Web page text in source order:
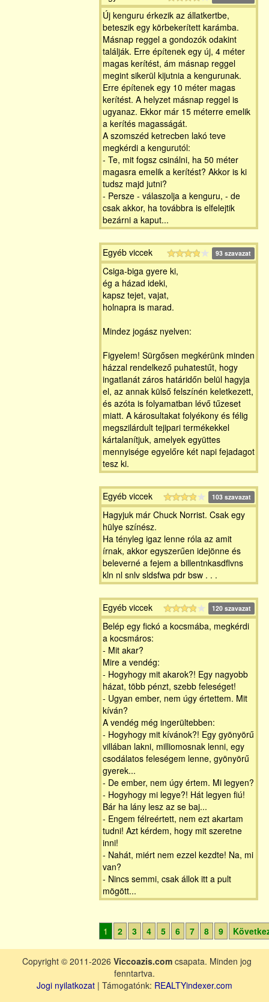
Új kenguru érkezik az állatkertbe,
beteszik egy körbekerített karámba.
Másnap reggel a gondozók odakint
találják. Erre építenek egy új, 4 méter
magas kerítést, ám másnap reggel
megint sikerül kijutnia a kengurunak.
Erre építenek egy 10 méter magas
kerítést. A helyzet másnap reggel is
ugyanaz. Ekkor már 15 méterre emelik
a kerítés magasságát.
A szomszéd ketrecben lakó teve
megkérdi a kengurutól:
- Te, mit fogsz csinálni, ha 50 méter
magasra emelik a kerítést? Akkor is ki
tudsz majd jutni?
- Persze - válaszolja a kenguru, - de
csak akkor, ha továbbra is elfelejtik
bezárni a kaput...
Egyéb viccek 93 szavazat
Csiga-biga gyere ki,
ég a házad ideki,
kapsz tejet, vajat,
holnapra is marad.
Mindez jogász nyelven:
Figyelem! Sürgősen megkérünk minden
házzal rendelkező puhatestűt, hogy
ingatlanát záros határidőn belül hagyja
el, az annak külső felszínén keletkezett,
és azóta is folyamatban lévő tűzeset
miatt. A károsultakat folyékony és félig
megszilárdult tejipari termékekkel
kártalanítjuk, amelyek együttes
mennyisége egyelőre két napi fejadagot
tesz ki.
Egyéb viccek 103 szavazat
Hagyjuk már Chuck Norrist. Csak egy
hülye színész.
Ha tényleg igaz lenne róla az amit
írnak, akkor egyszerűen idejönne és
beleverné a fejem a billentnkasdflvns
kln nl snlv sldsfwa pdr bsw . . .
Egyéb viccek 120 szavazat
Belép egy fickó a kocsmába, megkérdi
a kocsmáros:
- Mit akar?
Mire a vendég:
- Hogyhogy mit akarok?! Egy nagyobb
házat, több pénzt, szebb feleséget!
- Ugyan ember, nem úgy értettem. Mit
kíván?
A vendég még ingerültebben:
- Hogyhogy mit kívánok?! Egy gyönyörű
villában lakni, milliomosnak lenni, egy
csodálatos feleségem lenne, gyönyörű
gyerek...
- De ember, nem úgy értem. Mi legyen?
- Hogyhogy mi legye?! Hát legyen fiú!
Bár ha lány lesz az se baj...
- Engem félreértett, nem ezt akartam
tudni! Azt kérdem, hogy mit szeretne
inni!
- Nahát, miért nem ezzel kezdte! Na, mi
van?
- Nincs semmi, csak állok itt a pult
mögött...
1 2 3 4 5 6 7 8 9
Copyright © 2011-2026 Viccoazis.com csapata. Minden jog
fenntartva.
Jogi nyilatkozat | Támogatónk: REALTYindexer.com